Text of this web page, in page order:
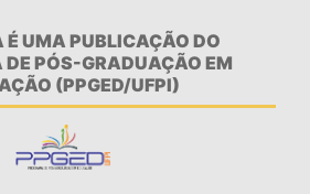
É UMA PUBLICAÇÃO DO
PÓS-GRADUAÇÃO EM
(PPGED/UFPI)